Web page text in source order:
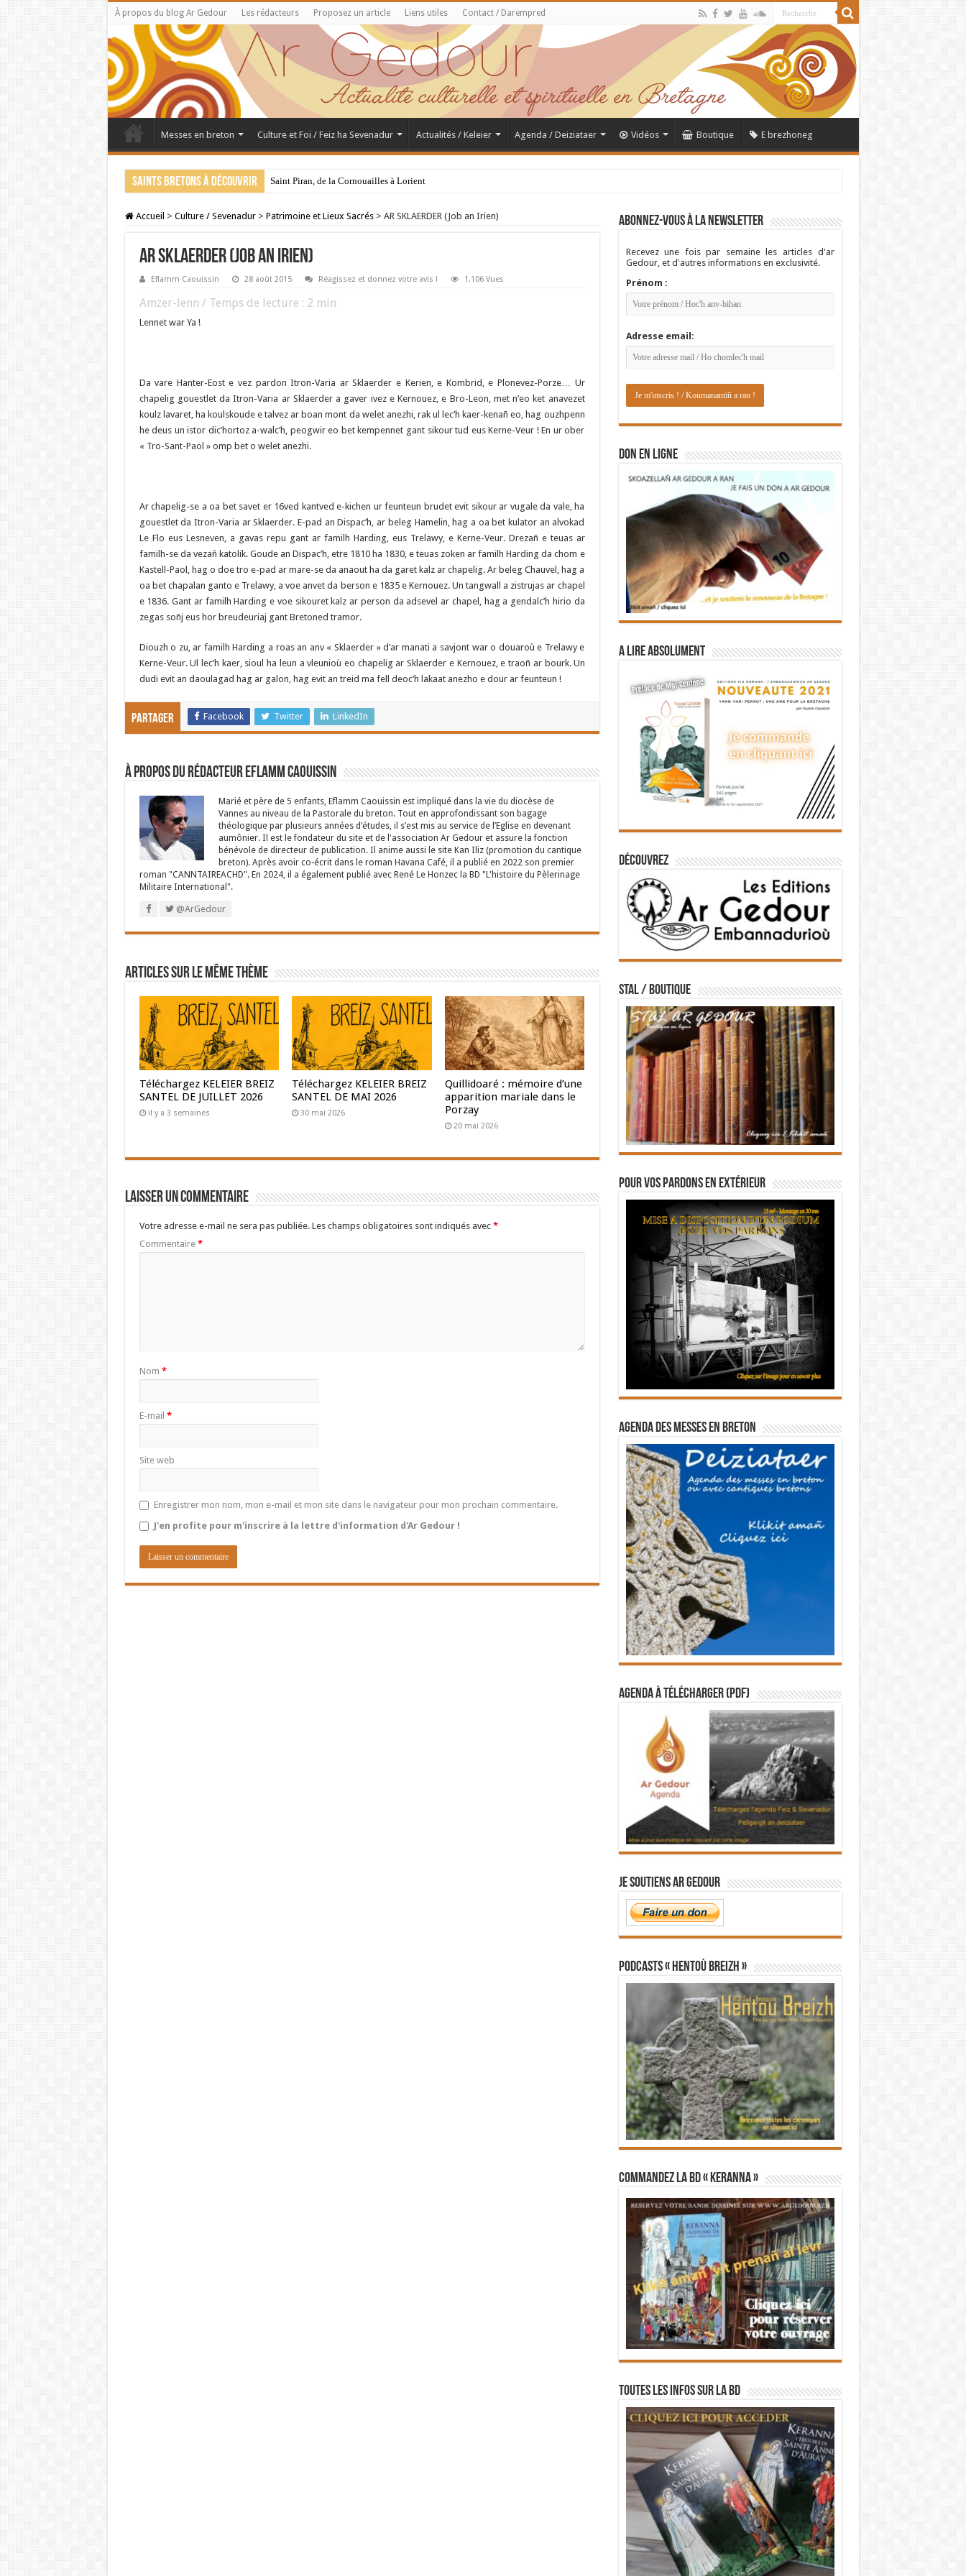
À propos du blog Ar Gedour Les rédacteurs Proposez un article Liens utiles Contact / Darempred
Messes en breton Culture et Foi / Feiz ha Sevenadur Actualités / Keleier Agenda / Deiziataer Vidéos Boutique E brezhoneg
Saints bretons à découvrir Saint Piran, de la Cornouailles à Lorient
Accueil > Culture / Sevenadur > Patrimoine et Lieux Sacrés > AR SKLAERDER (Job an Irien)
AR SKLAERDER (Job an Irien)
Eflamm Caouissin 28 août 2015 Réagissez et donnez votre avis ! 1,106 Vues
Amzer-lenn / Temps de lecture : 2 min
Lennet war Ya !
Da vare Hanter-Eost e vez pardon Itron-Varia ar Sklaerder e Kerien, e Kombrid, e Plonevez-Porze… Ur
chapelig gouestlet da Itron-Varia ar Sklaerder a gaver ivez e Kernouez, e Bro-Leon, met n’eo ket anavezet
koulz lavaret, ha koulskoude e talvez ar boan mont da welet anezhi, rak ul lec’h kaer-kenañ eo, hag ouzhpenn
he deus un istor dic’hortoz a-walc’h, peogwir eo bet kempennet gant sikour tud eus Kerne-Veur ! En ur ober
« Tro-Sant-Paol » omp bet o welet anezhi.
Ar chapelig-se a oa bet savet er 16ved kantved e-kichen ur feunteun brudet evit sikour ar vugale da vale, ha
gouestlet da Itron-Varia ar Sklaerder. E-pad an Dispac’h, ar beleg Hamelin, hag a oa bet kulator an alvokad
Le Flo eus Lesneven, a gavas repu gant ar familh Harding, eus Trelawy, e Kerne-Veur. Drezañ e teuas ar
familh-se da vezañ katolik. Goude an Dispac’h, etre 1810 ha 1830, e teuas zoken ar familh Harding da chom e
Kastell-Paol, hag o doe tro e-pad ar mare-se da anaout ha da garet kalz ar chapelig. Ar beleg Chauvel, hag a
oa bet chapalan ganto e Trelawy, a voe anvet da berson e 1835 e Kernouez. Un tangwall a zistrujas ar chapel
e 1836. Gant ar familh Harding e voe sikouret kalz ar person da adsevel ar chapel, hag a gendalc’h hirio da
zegas soñj eus hor breudeuriaj gant Bretoned tramor.
Diouzh o zu, ar familh Harding a roas an anv « Sklaerder » d’ar manati a savjont war o douaroù e Trelawy e
Kerne-Veur. Ul lec’h kaer, sioul ha leun a vleunioù eo chapelig ar Sklaerder e Kernouez, e traoñ ar bourk. Un
dudi evit an daoulagad hag ar galon, hag evit an treid ma fell deoc’h lakaat anezho e dour ar feunteun !
Partager Facebook Twitter LinkedIn
À propos du rédacteur Eflamm Caouissin
Marié et père de 5 enfants, Eflamm Caouissin est impliqué dans la vie du diocèse de
Vannes au niveau de la Pastorale du breton. Tout en approfondissant son bagage
théologique par plusieurs années d’études, il s’est mis au service de l’Eglise en devenant
aumônier. Il est le fondateur du site et de l'association Ar Gedour et assure la fonction
bénévole de directeur de publication. Il anime aussi le site Kan Iliz (promotion du cantique
breton). Après avoir co-écrit dans le roman Havana Café, il a publié en 2022 son premier
roman "CANNTAIREACHD". En 2024, il a également publié avec René Le Honzec la BD "L'histoire du Pèlerinage
Militaire International".
@ArGedour
Articles sur le même thème
Téléchargez KELEIER BREIZ
SANTEL DE JUILLET 2026
il y a 3 semaines
Téléchargez KELEIER BREIZ
SANTEL DE MAI 2026
30 mai 2026
Quillidoaré : mémoire d’une
apparition mariale dans le
Porzay
20 mai 2026
Laisser un commentaire
Votre adresse e-mail ne sera pas publiée. Les champs obligatoires sont indiqués avec *
Commentaire *
Nom *
E-mail *
Site web
Enregistrer mon nom, mon e-mail et mon site dans le navigateur pour mon prochain commentaire.
J'en profite pour m'inscrire à la lettre d'information d'Ar Gedour !
Abonnez-vous à la newsletter
Recevez une fois par semaine les articles d'ar
Gedour, et d'autres informations en exclusivité.
Prénom :
Adresse email:
DON EN LIGNE
A lire absolument
Découvrez
STAL / BOUTIQUE
Pour vos pardons en extérieur
Agenda des messes en breton
Agenda à télécharger (PDF)
Je soutiens Ar Gedour
PODCASTS « Hentoù Breizh »
Commandez la BD « Keranna »
Toutes les infos sur la BD